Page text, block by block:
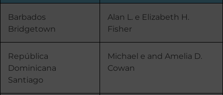
Barbados
Bridgetown
Alan L. e Elizabeth H.
Fisher
República
Dominicana
Santiago
Michael e and Amelia D.
Cowan